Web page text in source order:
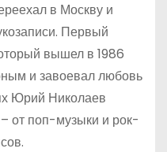
в Москву и
Первый
вышел в 1986
и завоевал любовь
Юрий Николаев
от поп-музыки и рок-